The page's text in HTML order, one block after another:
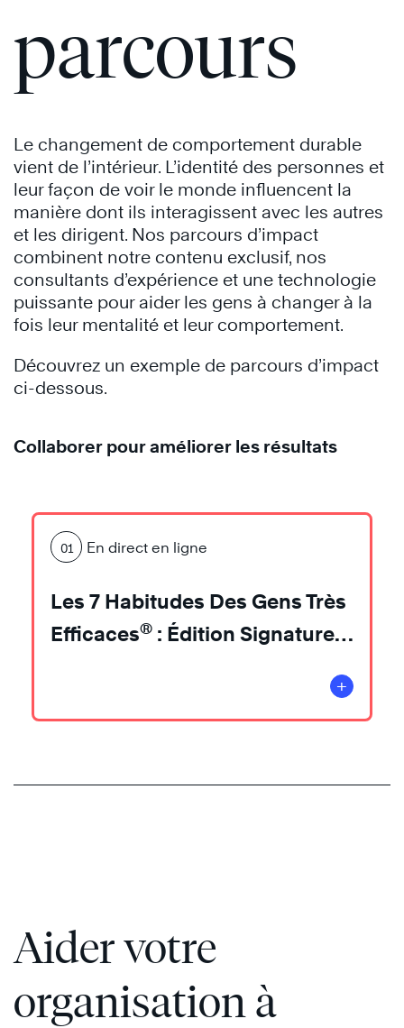
parcours
Le changement de comportement durable
vient de l’intérieur. L’identité des personnes et
leur façon de voir le monde influencent la
manière dont ils interagissent avec les autres
et les dirigent. Nos parcours d’impact
combinent notre contenu exclusif, nos
consultants d’expérience et une technologie
puissante pour aider les gens à changer à la
fois leur mentalité et leur comportement.
Découvrez un exemple de parcours d’impact
ci-dessous.
Collaborer pour améliorer les résultats
01 En direct en ligne
Les 7 Habitudes Des Gens Très
Efficaces® : Édition Signature
+
Aider votre
organisation à